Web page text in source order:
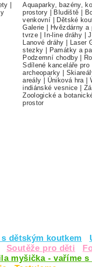
Aquaparky, bazény,
prostory
Bludiště
venkovní
Dětské
Galerie
Hvězdárny a
tvrze
In-line dráhy |
Lanové dráhy
Laser
stezky
Památky a
Podzemní chodby|
Sdílené kanceláře pro
archeoparky
areály
Úniková hra|
indiánské vesnice
Zoologické a
prostor
s dětským koutkem
Soutěže pro děti
myšička - vaříme s